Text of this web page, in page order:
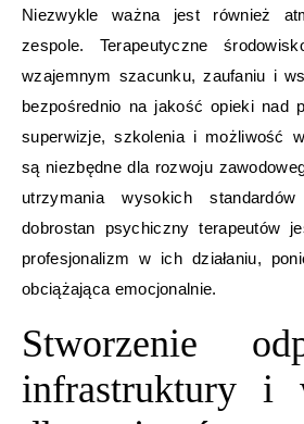
Niezwykle ważna jest również
zespole. Terapeutyczne
wzajemnym szacunku, zaufaniu i
bezpośrednio na jakość opieki nad
superwizje, szkolenia i możliwość
są niezbędne dla rozwoju
utrzymania wysokich
dobrostan psychiczny terapeutów
profesjonalizm w ich działaniu,
obciążająca emocjonalnie.
Stworzenie
infrastruktury i